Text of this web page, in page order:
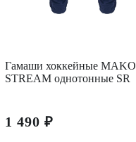
Гамаши хоккейные MAKO
STREAM однотонные SR
1 490 ₽